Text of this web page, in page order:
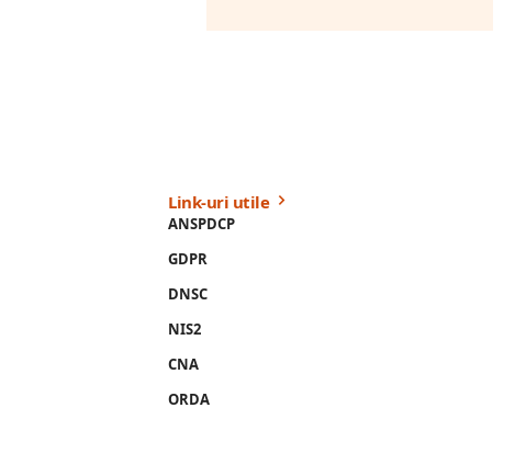
Link-uri utile
ANSPDCP
GDPR
DNSC
NIS2
CNA
ORDA